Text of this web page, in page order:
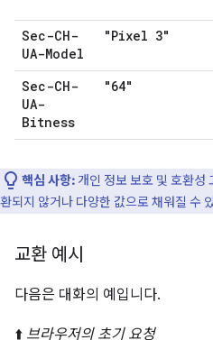
Sec-CH-
UA-Model
"Pixel 3"
Sec-CH-
UA-
Bitness
"64"
핵심 사항: 개인 정보 보호 및 호환성
환되지 않거나 다양한 값으로 채워질 수
교환 예시
다음은 대화의 예입니다.
⬆️ 브라우저의 초기 요청